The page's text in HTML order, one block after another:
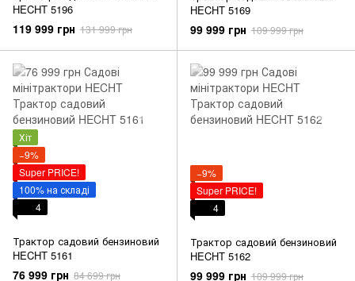
HECHT 5196
119 999 грн 131 999 грн
HECHT 5169
99 999 грн 109 999 грн
Хіт
−9%
Super PRICE!
100% на складі
4
Трактор садовий бензиновий
HECHT 5161
76 999 грн 84 699 грн
−9%
Super PRICE!
4
Трактор садовий бензиновий
HECHT 5162
99 999 грн 109 999 грн